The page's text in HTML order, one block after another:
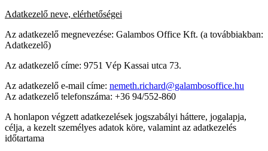
Adatkezelő neve, elérhetőségei
Az adatkezelő megnevezése: Galambos Office Kft. (a továbbiakban:
Adatkezelő)
Az adatkezelő címe: 9751 Vép Kassai utca 73.
Az adatkezelő e-mail címe: nemeth.richard@galambosoffice.hu
Az adatkezelő telefonszáma: +36 94/552-860
A honlapon végzett adatkezelések jogszabályi háttere, jogalapja,
célja, a kezelt személyes adatok köre, valamint az adatkezelés
időtartama